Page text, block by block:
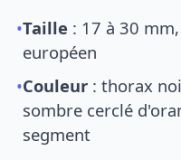
•Taille : 17 à 30
européen
•Couleur : thorax
sombre cerclé
segment